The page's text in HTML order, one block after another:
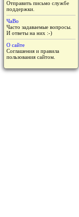
Отправить письмо службе
поддержки.
ЧаВо
Часто задаваемые вопросы.
И ответы на них :-)
О сайте
Соглашения и правила
пользования сайтом.